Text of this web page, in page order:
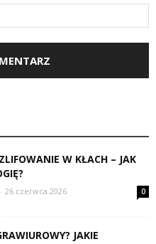
W KŁACH – JAK
- 26 czerwca 2026 0
JAKIE